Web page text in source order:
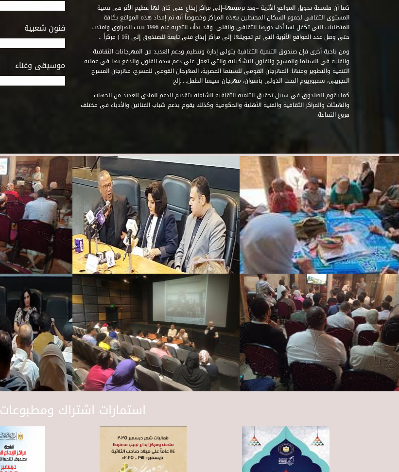
فنون شعبية
موسيقى وغناء
كما أن فلسفة تحويل المواقع الأثرية –بعد ترميمها–إلى مراكز إبداع فنى كان لها عظيم الأثر فى تنمية
المستوى الثقافى لجموع السكان المحيطين بهذه المراكز وخصوصاً أنه تم إمداد هذه المواقع بكافة
المتطلبات التى تكفل لها أداء دورها الثقافى والفنى. وقد بدأت التجربة عام 1996 ببيت الهراوى وامتدت
حتى وصل عدد المواقع الأثرية التى تم تحويلها إلى مراكز إبداع فنى تابعة للصندوق إلى (16 ) مركزاً .. .
ومن ناحية أخرى فإن صندوق التنمية الثقافية يتولى إدارة وتنظيم ودعم العديد من المهرجانات الثقافية
والفنية فى السينما والمسرح والفنون التشكيلية والتى تعمل على دعم هذه الفنون والدفع بها فى عملية
التنمية والتطوير ومنها: المهرجان القومى للسينما المصرية، المهرجان القومى للمسرح، مهرجان المسرح
التجريبى، سمبوزيوم النحت الدولى بأسوان، مهرجان سينما الطفل.....إلخ
كما يقوم الصندوق فى سبيل تحقيق التنمية الثقافية الشاملة بتقديم الدعم المادى للعديد من الجهات
والهيئات والمراكز الثقافية والفنية الأهلية والحكومية وكذلك يقوم بدعم شباب الفنانين والأدباء فى مختلف
فروع الثقافة.
استمارات اشتراك ومطبوعات